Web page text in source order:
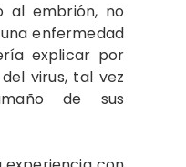
al embrión, no
enfermedad
explicar por
virus, tal vez
de sus